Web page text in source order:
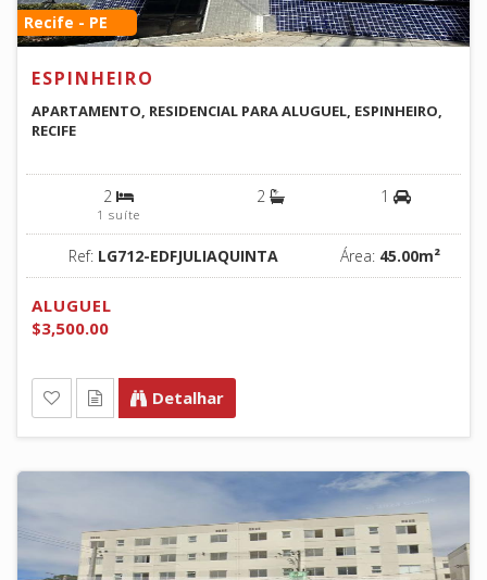
Recife - PE
ESPINHEIRO
APARTAMENTO, RESIDENCIAL PARA ALUGUEL, ESPINHEIRO,
RECIFE
2
1 suíte
2 1
Ref: LG712-EDFJULIAQUINTA Área: 45.00m²
ALUGUEL
$3,500.00
Detalhar